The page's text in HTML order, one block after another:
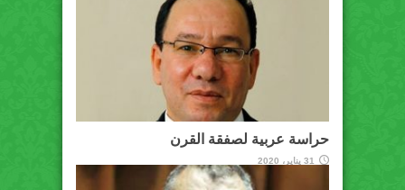
حراسة عربية لصفقة القرن
31 يناير، 2020